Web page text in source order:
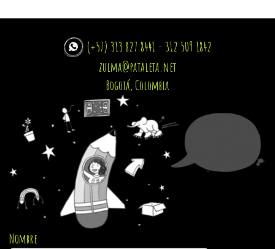
(+57) 313 827 8441 - 312 509 1842
zulma@pataleta.net
Bogotá, Colombia
Nombre